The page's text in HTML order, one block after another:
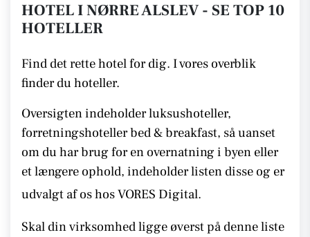
HOTEL I NØRRE ALSLEV - SE TOP 10
HOTELLER
Find det rette hotel for dig. I vores overblik
finder du hoteller.
Oversigten indeholder luksushoteller,
forretningshoteller bed & breakfast, så uanset
om du har brug for en overnatning i byen eller
et længere ophold, indeholder listen disseog er
udvalgt af os hos VORES Digital.
Skal din virksomhed ligge øverst på denne liste